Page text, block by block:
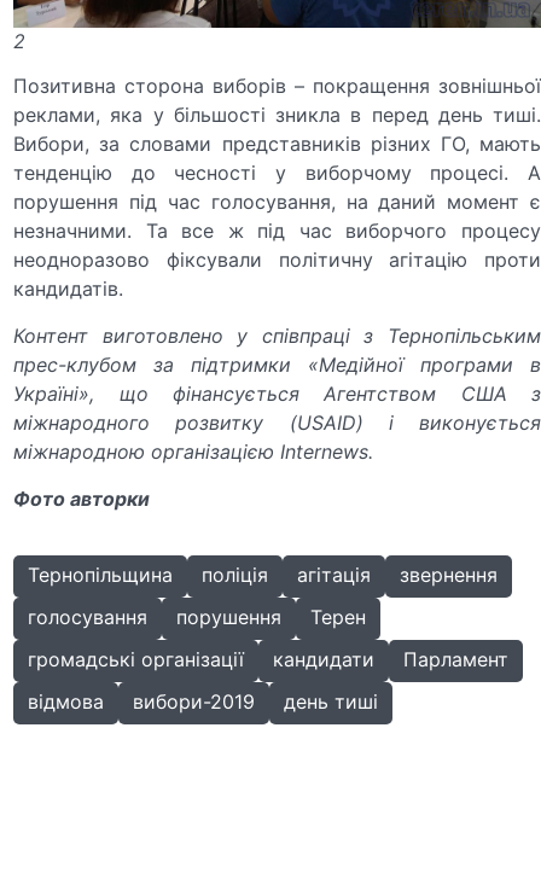
2
Позитивна сторона виборів – покращення зовнішньої
реклами, яка у більшості зникла в перед день тиші.
Вибори, за словами представників різних ГО, мають
тенденцію до чесності у виборчому процесі. А
порушення під час голосування, на даний момент є
незначними. Та все ж під час виборчого процесу
неодноразово фіксували політичну агітацію проти
кандидатів.
Контент виготовлено у співпраці з Тернопільським
прес-клубом за підтримки «Медійної програми в
Україні», що фінансується Агентством США з
міжнародного розвитку (USAID) і виконується
міжнародною організацією Internews.
Фото авторки
Тернопільщина поліція агітація
звернення
голосування
порушення
Терен
громадські організації
кандидати
Парламент
відмова
вибори-2019 день тиші